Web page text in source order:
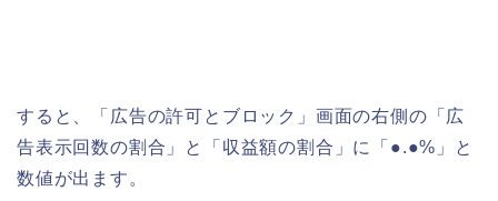
すると、「広告の許可とブロック」画面の右側の「広
告表示回数の割合」と「収益額の割合」に「●.●%」と
数値が出ます。